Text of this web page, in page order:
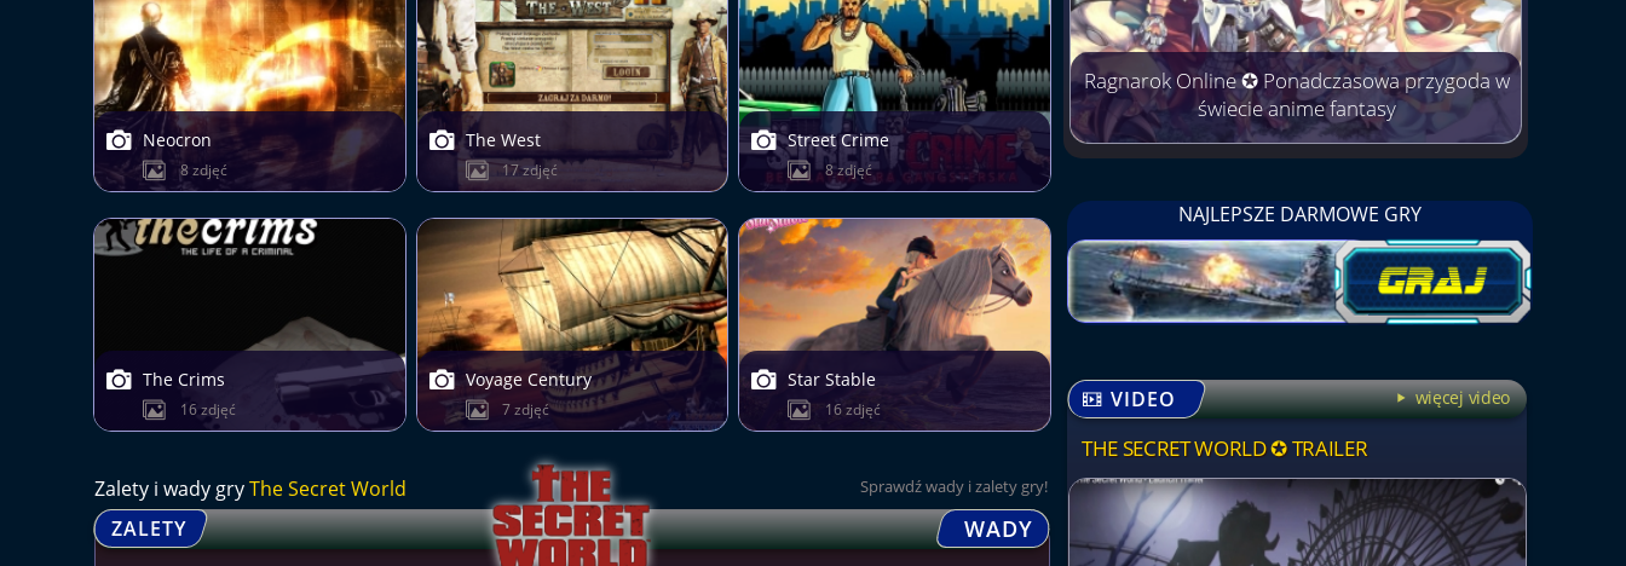
Neocron
8 zdjęć
The West
17 zdjęć
Street Crime
8 zdjęć
The Crims
16 zdjęć
Voyage Century
7 zdjęć
Star Stable
16 zdjęć
Zalety i wady gryThe Secret World Sprawdź wady i zalety gry!
ZALETY WADY
Ragnarok Online ✪ Ponadczasowa przygoda w
świecie anime fantasy
NAJLEPSZE DARMOWE GRY
VIDEO więcej video
THE SECRET WORLD ✪ TRAILER